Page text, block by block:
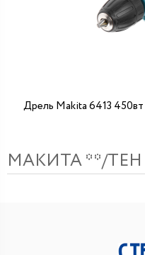
Дрель Makita 6413 450вт
МАКИТА **/ТЕН